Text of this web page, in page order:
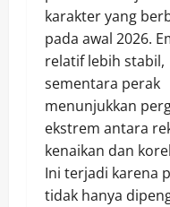
karakter yang
pada awal 2026.
relatif lebih stabil,
sementara perak
menunjukkan
ekstrem antara
kenaikan dan
Ini terjadi karena
tidak hanya